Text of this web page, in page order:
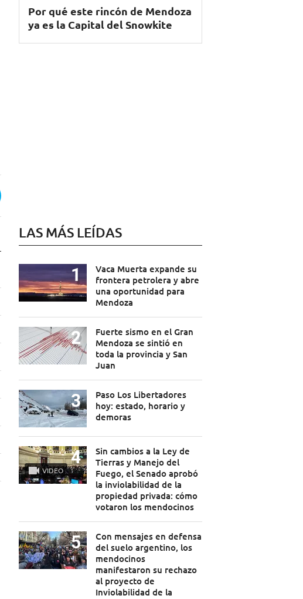
Por qué este rincón de Mendoza
ya es la Capital del Snowkite
LAS MÁS LEÍDAS
Vaca Muerta expande su
frontera petrolera y abre
una oportunidad para
Mendoza
Fuerte sismo en el Gran
Mendoza se sintió en
toda la provincia y San
Juan
Paso Los Libertadores
hoy: estado, horario y
demoras
VIDEO
Sin cambios a la Ley de
Tierras y Manejo del
Fuego, el Senado aprobó
la inviolabilidad de la
propiedad privada: cómo
votaron los mendocinos
Con mensajes en defensa
del suelo argentino, los
mendocinos
manifestaron su rechazo
al proyecto de
Inviolabilidad de la